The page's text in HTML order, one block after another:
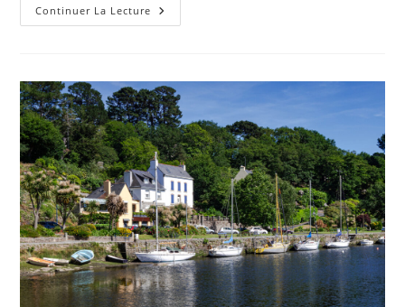
Continuer La Lecture Nos
Photos
Thème
Miam
Miam